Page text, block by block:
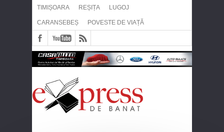
TIMIȘOARA REȘIȚA LUGOJ
CARANSEBEȘ POVESTE DE VIAȚĂ